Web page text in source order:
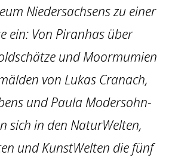
Niedersachsens zu einer
ein: Von Piranhas über
und Moormumien
von Lukas Cranach,
und Paula Modersohn-
sich in den NaturWelten,
und KunstWelten die fünf